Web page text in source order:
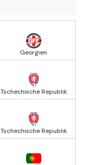
Georgien
Tschechische Republik
Tschechische Republik